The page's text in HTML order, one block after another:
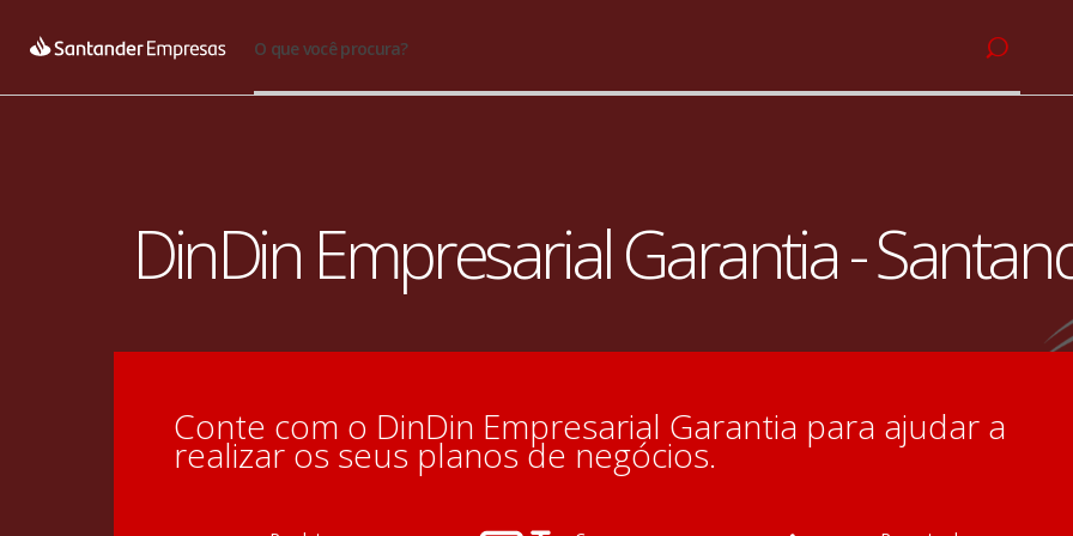
O que você procura?
DinDin Empresarial Garantia -
Conte com o DinDin Empresarial Garantia para ajudar a
realizar os seus planos de negócios.